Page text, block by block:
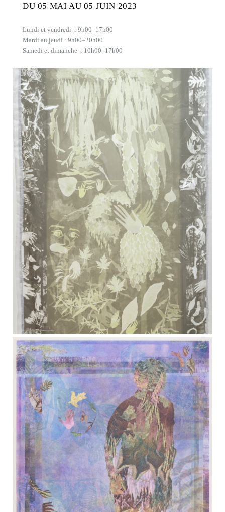
DU 05 MAI AU 05 JUIN 2023
Lundi et vendredi : 9h00–17h00
Mardi au jeudi : 9h00–20h00
Samedi et dimanche : 10h00–17h00